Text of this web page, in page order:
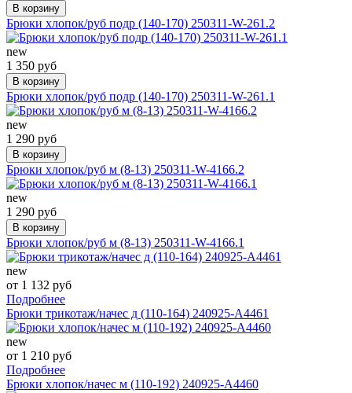
В корзину
Брюки хлопок/руб подр (140-170) 250311-W-261.2
new
1 350 руб
В корзину
Брюки хлопок/руб подр (140-170) 250311-W-261.1
new
1 290 руб
В корзину
Брюки хлопок/руб м (8-13) 250311-W-4166.2
new
1 290 руб
В корзину
Брюки хлопок/руб м (8-13) 250311-W-4166.1
new
от 1 132 руб
Подробнее
Брюки трикотаж/начес д (110-164) 240925-А4461
new
от 1 210 руб
Подробнее
Брюки хлопок/начес м (110-192) 240925-А4460